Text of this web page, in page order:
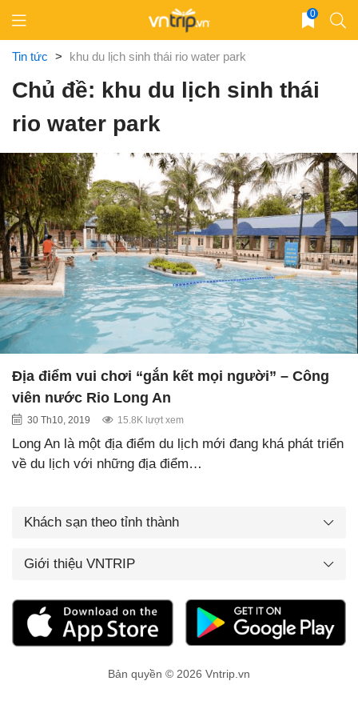
content
0
Tin tức > khu du lịch sinh thái rio water park
Chủ đề: khu du lịch sinh thái
rio water park
Địa điểm vui chơi “gắn kết mọi người” – Công
viên nước Rio Long An
30 Th10, 2019 15.8K lượt xem
Long An là một địa điểm du lịch mới đang khá phát triển
về du lịch với những địa điểm…
Khách sạn theo tỉnh thành
Giới thiệu VNTRIP
Bản quyền © 2026 Vntrip.vn